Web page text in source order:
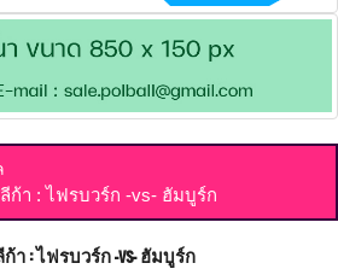
ก้า : ไฟรบวร์ก -vs- ฮัมบูร์ก
า : ไฟรบวร์ก -vs- ฮัมบูร์ก